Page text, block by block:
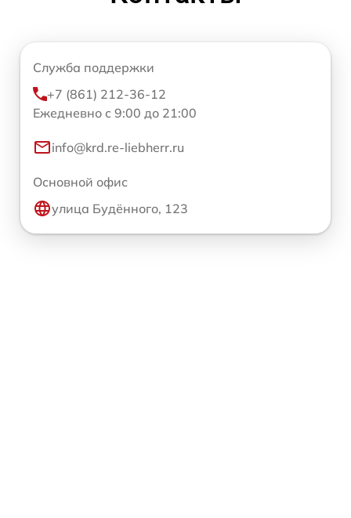
Служба поддержки
+7 (861) 212-36-12
Ежедневно с 9:00 до 21:00
info@krd.re-liebherr.ru
Основной офис
улица Будённого, 123